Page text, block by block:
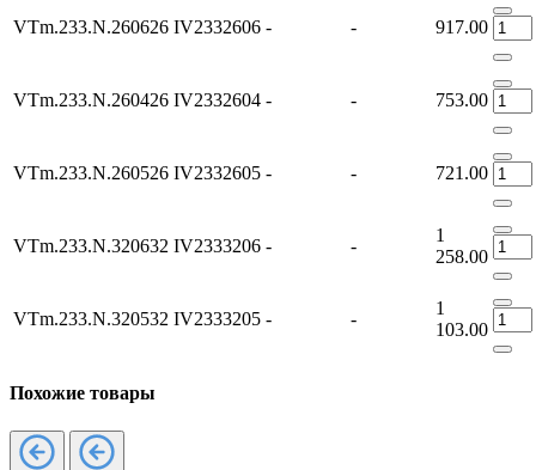
VTm.233.N.260626 IV2332606 - - 917.00
VTm.233.N.260426 IV2332604 - - 753.00
VTm.233.N.260526 IV2332605 - - 721.00
VTm.233.N.320632 IV2333206 - -
1
258.00
VTm.233.N.320532 IV2333205 - -
1
103.00
Похожие товары